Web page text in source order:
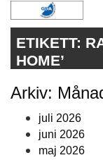
ANNONSERA
KONTAKT
ETIKETT:
HOME’
Arkiv:
juli 2026
juni 2026
maj 2026